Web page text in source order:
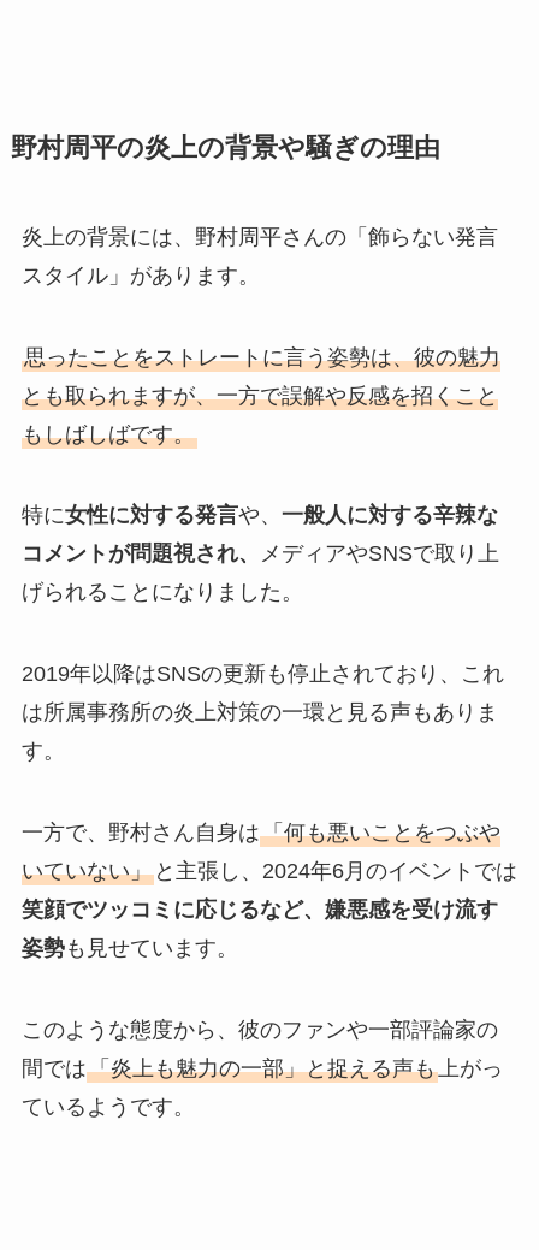
野村周平の炎上の背景や騒ぎの理由
炎上の背景には、野村周平さんの「飾らない発言
スタイル」があります。
思ったことをストレートに言う姿勢は、彼の魅力
とも取られますが、一方で誤解や反感を招くこと
もしばしばです。
特に女性に対する発言や、 一般人に対する辛辣な
コメントが問題視され、
メディアやSNSで取り上
げられることになりました。
2019年以降はSNSの更新も停止されており、これ
は所属事務所の炎上対策の一環と見る声もありま
す。
一方で、野村さん自身は「何も悪いことをつぶや
いていない」と主張し、2024年6月のイベントでは
笑顔でツッコミに応じるなど、嫌悪感を受け流す
姿勢も見せています。
このような態度から、彼のファンや一部評論家の
間では「炎上も魅力の一部」と捉える声も上がっ
ているようです。